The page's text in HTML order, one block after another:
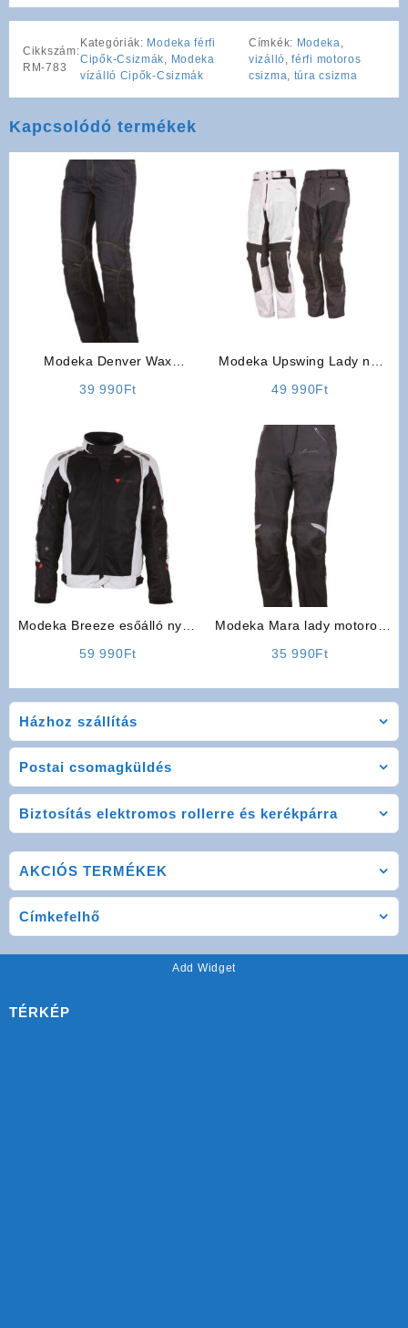
Házhoz szállítás
Postai csomagküldés
Biztosítás elektromos rollerre és kerékpárra
Cikkszám:
RM-783
Kategóriák: Modeka férfi
Cipők-Csizmák
Modeka
vízálló Cipők-Csizmák
Címkék: Modeka
vizálló ,férfi motoros
csizma
túra csizma
Kapcsolódó termékek
Modeka Denver Wax
39 990Ft
Modeka Upswing Lady női
49 990Ft
Modeka Breeze esőálló nyári
59 990Ft
Modeka Mara lady motoros
35 990Ft
AKCIÓS TERMÉKEK
Címkefelhő
Add Widget
TÉRKÉP